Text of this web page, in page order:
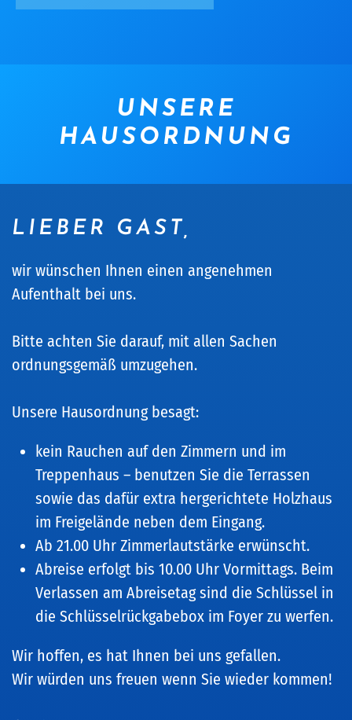
UNSERE
HAUSORDNUNG
LIEBER GAST,
wir wünschen Ihnen einen angenehmen
Aufenthalt bei uns.
Bitte achten Sie darauf, mit allen Sachen
ordnungsgemäß umzugehen.
Unsere Hausordnung besagt:
kein Rauchen auf den Zimmern und im
Treppenhaus – benutzen Sie die Terrassen
sowie das dafür extra hergerichtete Holzhaus
im Freigelände neben dem Eingang.
Ab 21.00 Uhr Zimmerlautstärke erwünscht.
Abreise erfolgt bis 10.00 Uhr Vormittags. Beim
Verlassen am Abreisetag sind die Schlüssel in
die Schlüsselrückgabebox im Foyer zu werfen.
Wir hoffen, es hat Ihnen bei uns gefallen.
Wir würden uns freuen wenn Sie wieder kommen!